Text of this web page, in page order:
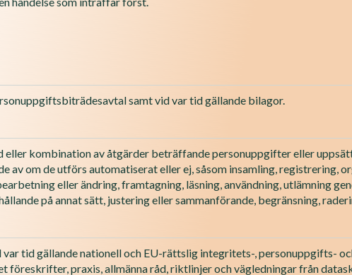
samt vid var tid gällande bilagor.
eller kombination av åtgärder beträffande personuppgifter eller
av om de utförs automatiserat eller ej, såsom insamling, registrering,
eller ändring, framtagning, läsning, användning, utlämning
på annat sätt, justering eller sammanförande, begränsning,
var tid gällande nationell och EU-rättslig integritets-, personuppgifts-
föreskrifter, praxis, allmänna råd, riktlinjer och vägledningar från